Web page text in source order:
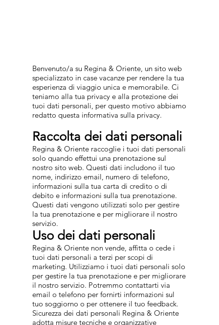
Benvenuto/a su Regina & Oriente, un sito web
specializzato in case vacanze per rendere la tua
esperienza di viaggio unica e memorabile. Ci
teniamo alla tua privacy e alla protezione dei
tuoi dati personali, per questo motivo abbiamo
redatto questa informativa sulla privacy.
Raccolta dei dati personali
​​​​Regina & Oriente raccoglie i tuoi dati personali
solo quando effettui una prenotazione sul
nostro sito web. Questi dati includono il tuo
nome, indirizzo email, numero di telefono,
informazioni sulla tua carta di credito o di
debito e informazioni sulla tua prenotazione.
Questi dati vengono utilizzati solo per gestire
la tua prenotazione e per migliorare il nostro
servizio.
Uso dei dati personali
Regina & Oriente non vende, affitta o cede i
tuoi dati personali a terzi per scopi di
marketing. Utilizziamo i tuoi dati personali solo
per gestire la tua prenotazione e per migliorare
il nostro servizio. Potremmo contattarti via
email o telefono per fornirti informazioni sul
tuo soggiorno o per ottenere il tuo feedback.
Sicurezza dei dati personali Regina & Oriente
adotta misure tecniche e organizzative